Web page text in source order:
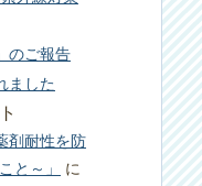
のご報告
ました
剤耐性を防
と～」
に